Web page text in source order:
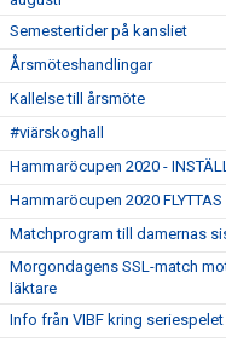
Semestertider på kansliet
Årsmöteshandlingar
Kallelse till årsmöte
#viärskoghall
Hammaröcupen 2020 -
Hammaröcupen 2020 FLYTTAS
Matchprogram till damernas
Morgondagens SSL-match
läktare
Info från VIBF kring